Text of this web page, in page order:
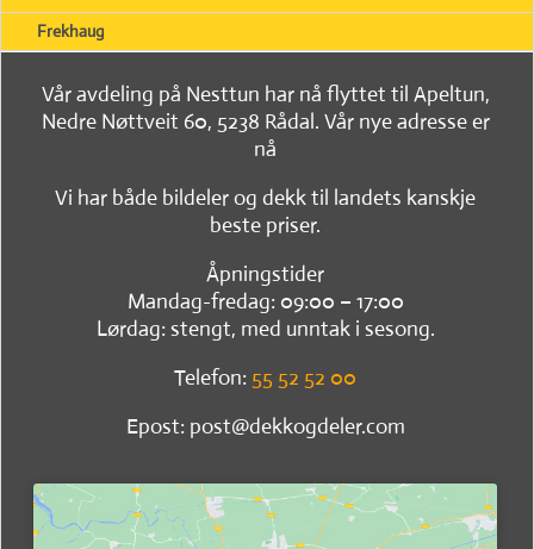
Frekhaug
Vår avdeling på Nesttun har nå flyttet til Apeltun,
Nedre Nøttveit 60, 5238 Rådal. Vår nye adresse er
nå
Vi har både bildeler og dekk til landets kanskje
beste priser.
Åpningstider
Mandag-fredag: 09:00 – 17:00
Lørdag: stengt, med unntak i sesong.
Telefon: 55 52 52 00
Epost: post@dekkogdeler.com